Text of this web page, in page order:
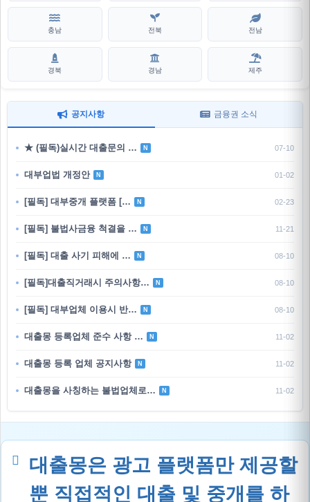
충남 전북 전남
경북 경남 제주
공지사항 금융권 소식
★ (필독)실시간 대출문의 … N 07-10
대부업법 개정안 N 01-02
[필독] 대부중개 플랫폼 [… N 02-23
[필독] 불법사금융 척결을 … N 11-21
[필독] 대출 사기 피해에 … N 08-10
[필독]대출직거래시 주의사항… N 08-10
[필독] 대부업체 이용시 반… N 08-10
대출몽 등록업체 준수 사항 … N 11-02
대출몽 등록 업체 공지사항 N 11-02
대출몽을 사칭하는 불법업체로… N 11-02
대출몽은 광고 플랫폼만 제공할
뿐 직접적인 대출 및 중개를 하